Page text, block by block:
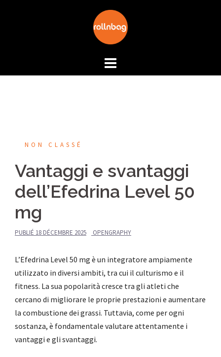
NON CLASSÉ
Vantaggi e svantaggi
dell’Efedrina Level 50
mg
PUBLIÉ 18 DÉCEMBRE 2025 OPENGRAPHY
L’Efedrina Level 50 mg è un integratore ampiamente
utilizzato in diversi ambiti, tra cui il culturismo e il
fitness. La sua popolarità cresce tra gli atleti che
cercano di migliorare le proprie prestazioni e aumentare
la combustione dei grassi. Tuttavia, come per ogni
sostanza, è fondamentale valutare attentamente i
vantaggi e gli svantaggi.